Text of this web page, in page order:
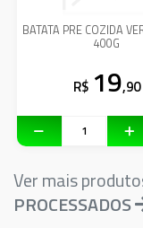
BATATA PRE COZIDA
400G
R$ 19,90
Ver mais
PROCESSADOS